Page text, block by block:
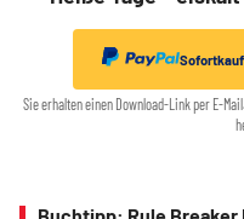
Sofortkauf
Sie erhalten einen Download-Link per E-